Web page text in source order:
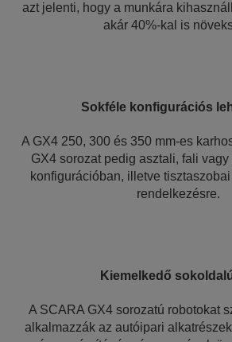
azt jelenti, hogy a munkára
akár 40%-kal is
Sokféle konfigurációs
A GX4 250, 300 és 350 mm-es
GX4 sorozat pedig asztali, fali
konfigurációban, illetve tisztaszobai
rendelkezésre.
Kiemelkedő
A SCARA GX4 sorozatú robotokat
alkalmazzák az autóipari